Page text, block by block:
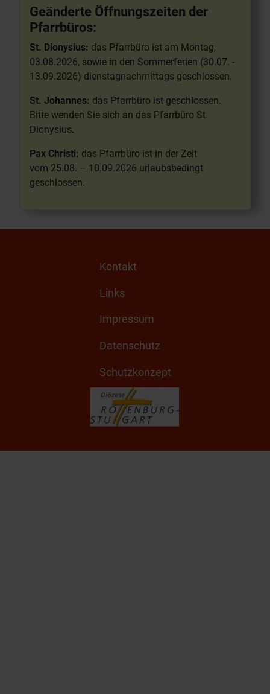
Geänderte Öffnungszeiten der
Pfarrbüros:
St. Dionysius: das Pfarrbüro ist am Montag,
03.08.2026, sowie in den Sommerferien (30.07. -
13.09.2026) dienstagnachmittags geschlossen.
St. Johannes: das Pfarrbüro ist geschlossen.
Bitte wenden Sie sich an das Pfarrbüro St.
Dionysius.
Pax Christi: das Pfarrbüro ist in der Zeit
vom 25.08. – 10.09.2026 urlaubsbedingt
geschlossen.
Kontakt
Links
Impressum
Datenschutz
Schutzkonzept